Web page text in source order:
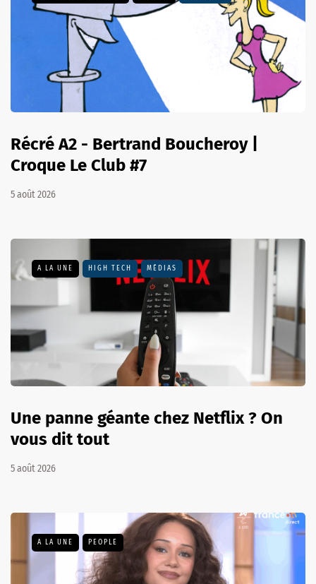
Récré A2 - Bertrand Boucheroy |
Croque Le Club #7
5 août 2026
A LA UNE HIGH TECH MÉDIAS
Une panne géante chez Netflix ? On
vous dit tout
5 août 2026
A LA UNE PEOPLE